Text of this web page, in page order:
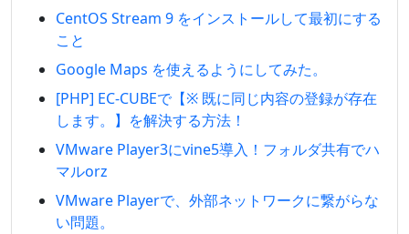
CentOS Stream 9 をインストールして最初にする
こと
Google Maps を使えるようにしてみた。
[PHP] EC-CUBEで【※ 既に同じ内容の登録が存在
します。】を解決する方法！
VMware Player3にvine5導入！フォルダ共有でハ
マルorz
VMware Playerで、外部ネットワークに繋がらな
い問題。